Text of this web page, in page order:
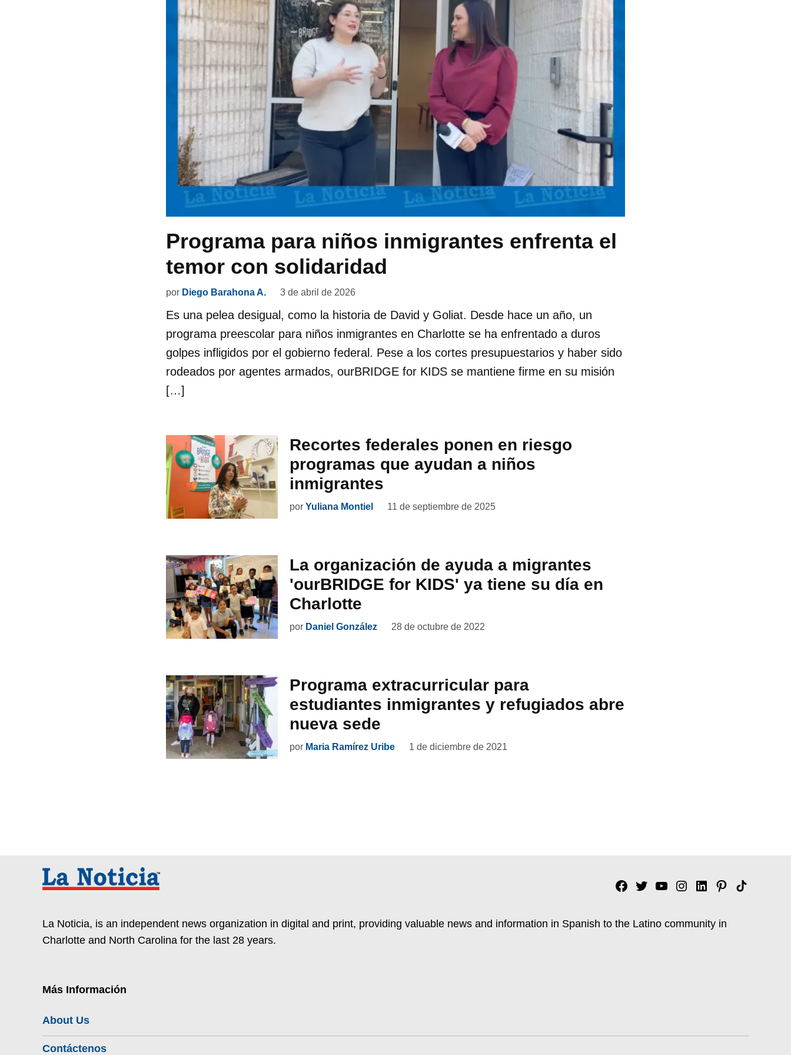
Programa para niños inmigrantes enfrenta el
temor con solidaridad
por Diego Barahona A. 3 de abril de 2026
Es una pelea desigual, como la historia de David y Goliat. Desde hace un año, un
programa preescolar para niños inmigrantes en Charlotte se ha enfrentado a duros
golpes infligidos por el gobierno federal. Pese a los cortes presupuestarios y haber sido
rodeados por agentes armados, ourBRIDGE for KIDS se mantiene firme en su misión
[…]
Recortes federales ponen en riesgo
programas que ayudan a niños
inmigrantes
por Yuliana Montiel 11 de septiembre de 2025
La organización de ayuda a migrantes
'ourBRIDGE for KIDS' ya tiene su día en
Charlotte
por Daniel González 28 de octubre de 2022
Programa extracurricular para
estudiantes inmigrantes y refugiados abre
nueva sede
por Maria Ramírez Uribe 1 de diciembre de 2021
Facebook
TwitterYouTubeInstagram
Linkedin
Pinterest
Tik
La Noticia, is an independent news organization in digital and print, providing valuable news and information in Spanish to the Latino community in
Charlotte and North Carolina for the last 28 years.
Más Información
About Us
Contáctenos